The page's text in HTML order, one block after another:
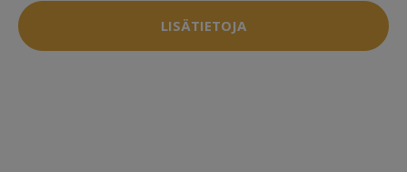
LISÄTIETOJA